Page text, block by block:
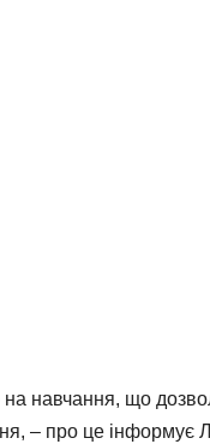
навчання, що
– про це інформує